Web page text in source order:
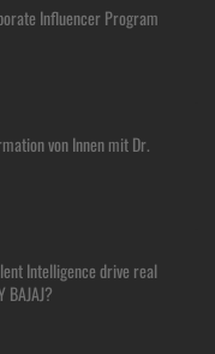
Influencer Program
von Innen mit Dr.
Intelligence drive real
BAJAJ?